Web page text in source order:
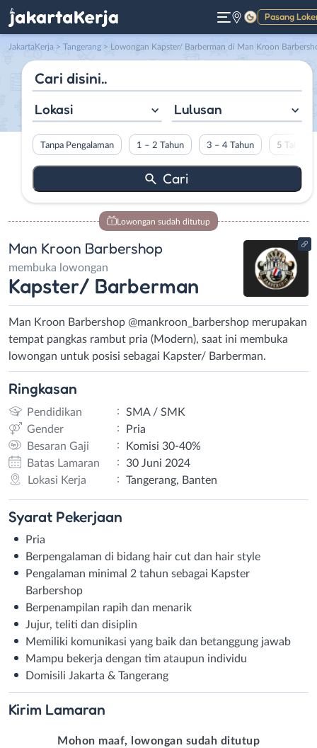
Pasang
Gelap
JakartaKerja > Tangerang > Lowongan Kapster/ Barberman di Man Kroon
Lokasi Lulusan
Tanpa Pengalaman 1 – 2 Tahun 3 – 4 Tahun 5 Tahun
Lowongan sudah ditutup
Man Kroon Barbershop
membuka lowongan
Kapster/ Barberman
Man Kroon Barbershop @mankroon_barbershop merupakan
tempat pangkas rambut pria (Modern), saat ini membuka
lowongan untuk posisi sebagai Kapster/ Barberman.
Ringkasan
Pendidikan :
SMA / SMK
Gender
:
Pria
Besaran Gaji
:
Komisi 30-40%
Batas Lamaran
:
30 Juni 2024
Lokasi Kerja
: Tangerang, Banten
Syarat Pekerjaan
Pria
Berpengalaman di bidang hair cut dan hair style
Pengalaman minimal 2 tahun sebagai Kapster
Barbershop
Berpenampilan rapih dan menarik
Jujur, teliti dan disiplin
Memiliki komunikasi yang baik dan betanggung jawab
Mampu bekerja dengan tim ataupun individu
Domisili Jakarta & Tangerang
Kirim Lamaran
Mohon maaf, lowongan sudah ditutup